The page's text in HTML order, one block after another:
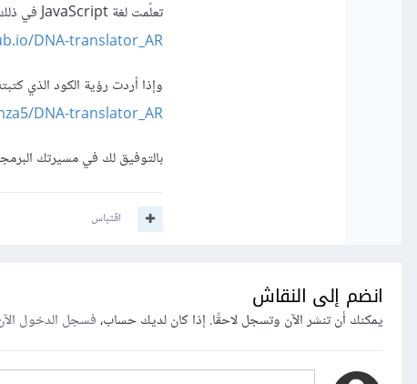
تعلّمت لغة JavaScript في ذلك الوقت. إذا أردت الإطلاع على ذلك المشروع فلعله يفيدك، فلقد رفعته على هذا الرابط:
DNA-translator_AR/
وإذا أردت رؤية الكود الذي
DNA-translator_AR
بالتوفيق لك في مسيرتك
اقتباس
انضم إلى النقاش
يمكنك أن تنشر الآن وتسجل لاحقًا. إذا كان لديك حساب،فسجل الدخول